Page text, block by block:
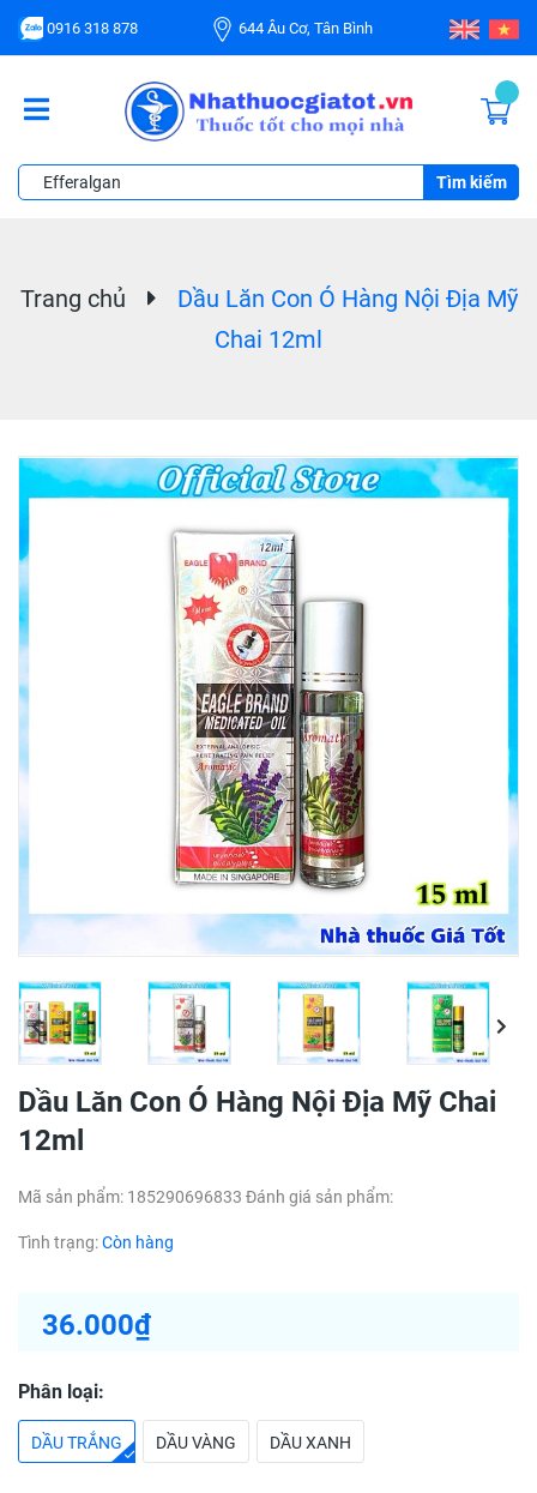
0916 318 878 644 Âu Cơ, Tân Bình
Tìm kiếm
Trang chủ
Dầu Lăn Con Ó Hàng Nội Địa Mỹ
Chai 12ml
Dầu Lăn Con Ó Hàng Nội Địa Mỹ Chai
12ml
Mã sản phẩm: 185290696833 Đánh giá sản phẩm:
Tình trạng:Còn hàng
36.000₫
Phân loại:
DẦU TRẮNG DẦU VÀNG DẦU XANH